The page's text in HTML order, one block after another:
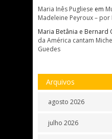
Maria Inês Pugliese em
Madeleine Peyroux – por
Maria Betânia e Bernard
da América cantam
Guedes
Arquivos
agosto 2026
julho 2026